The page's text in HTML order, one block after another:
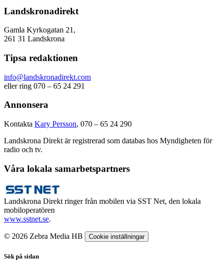
Landskronadirekt
Gamla Kyrkogatan 21,
261 31 Landskrona
Tipsa redaktionen
info@landskronadirekt.com
eller ring 070 – 65 24 291
Annonsera
Kontakta Kary Persson, 070 – 65 24 290
Landskrona Direkt är registrerad som databas hos Myndigheten för
radio och tv.
Våra lokala samarbetspartners
Landskrona Direkt ringer från mobilen via SST Net, den lokala
mobiloperatören
www.sstnet.se.
© 2026 Zebra Media HB Cookie inställningar
Sök på sidan